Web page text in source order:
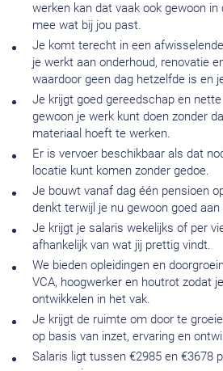
werken kan dat vaak ook gewoon in
mee wat bij jou past.
Je komt terecht in een
je werkt aan onderhoud, renovatie
waardoor geen dag hetzelfde is en
Je krijgt goed gereedschap en
gewoon je werk kunt doen zonder
materiaal hoeft te werken.
Er is vervoer beschikbaar als dat
locatie kunt komen zonder gedoe.
Je bouwt vanaf dag één pensioen
denkt terwijl je nu gewoon goed
Je krijgt je salaris wekelijks of per
afhankelijk van wat jij prettig vindt.
We bieden opleidingen en
VCA, hoogwerker en houtrot zodat
ontwikkelen in het vak.
Je krijgt de ruimte om door te
op basis van inzet, ervaring en
Salaris ligt tussen €2985 en €3678